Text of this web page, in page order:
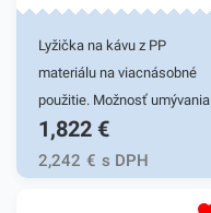
ďalšie podobné produkty.
Lyžička na kávu z PP
materiálu na viacnásobné
použitie. Možnosť umývania
v umývačke. Dĺžka 12,5cm,
100ks v balení.
1,822 €
2,242 € s DPH